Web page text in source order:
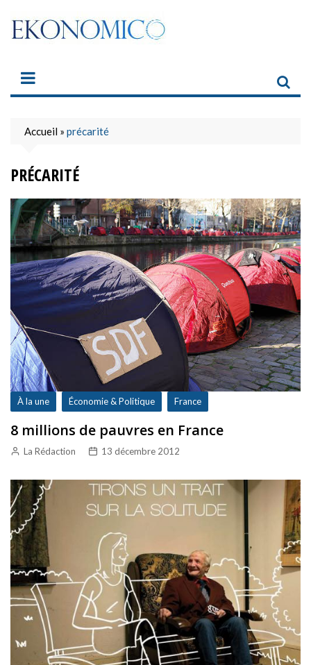
content
Accueil » précarité
PRÉCARITÉ
À la une Économie & Politique France
8 millions de pauvres en France
La Rédaction 13 décembre 2012